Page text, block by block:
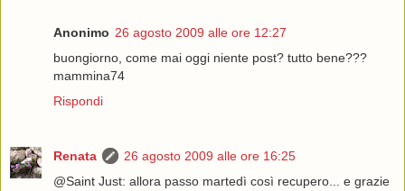
Anonimo 26 agosto 2009 alle ore 12:27
buongiorno, come mai oggi niente post? tutto bene???
mammina74
Rispondi
Renata
26 agosto 2009 alle ore 16:25
@Saint Just: allora passo martedì così recupero... e grazie